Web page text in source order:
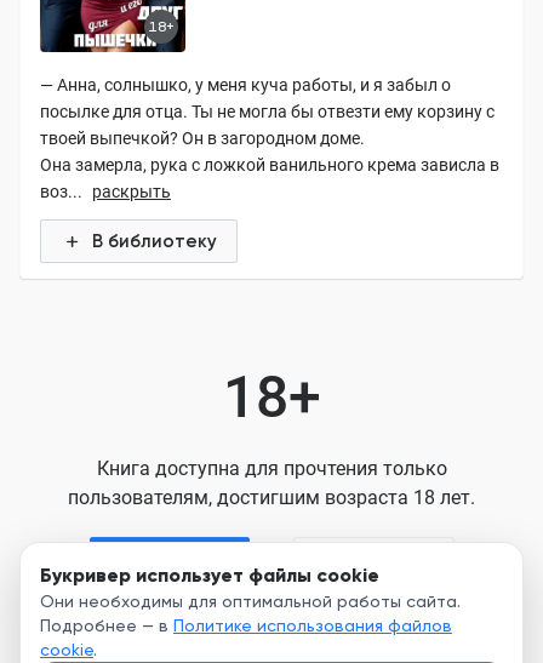
Букривер использует файлы cookie
Они необходимы для оптимальной работы сайта.
Подробнее — в Политике использования файлов
cookie.
18+
— Анна, солнышко, у меня куча работы, и я забыл о
посылке для отца. Ты не могла бы отвезти ему корзину с
твоей выпечкой? Он в загородном доме.
Она замерла, рука с ложкой ванильного крема зависла в
воз...
раскрыть
В библиотеку
18+
Книга доступна для прочтения только
пользователям, достигшим возраста 18 лет.
Нажимая кнопку, я принимаю условия